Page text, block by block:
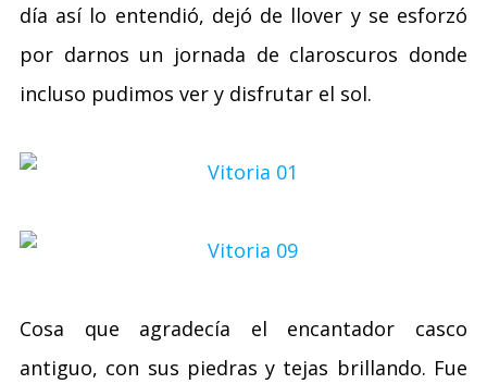
día así lo entendió, dejó de llover y se esforzó
por darnos un jornada de claroscuros donde
incluso pudimos ver y disfrutar el sol.
Cosa que agradecía el encantador casco
antiguo, con sus piedras y tejas brillando. Fue